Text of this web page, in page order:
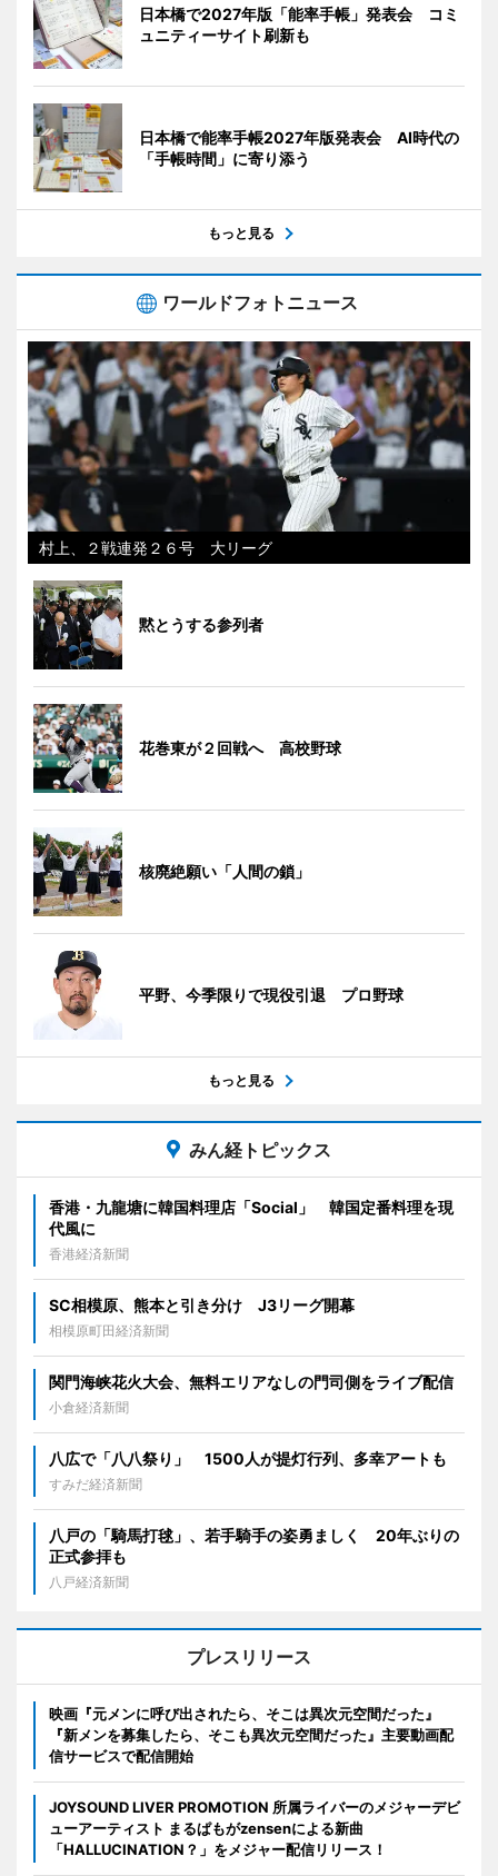
日本橋で2027年版「能率手帳」発表会 コミ
ュニティーサイト刷新も
日本橋で能率手帳2027年版発表会 AI時代の
「手帳時間」に寄り添う
もっと見る
ワールドフォトニュース
村上、２戦連発２６号 大リーグ
黙とうする参列者
花巻東が２回戦へ 高校野球
核廃絶願い「人間の鎖」
平野、今季限りで現役引退 プロ野球
もっと見る
みん経トピックス
香港・九龍塘に韓国料理店「Social」 韓国定番料理を現
代風に
香港経済新聞
SC相模原、熊本と引き分け J3リーグ開幕
相模原町田経済新聞
関門海峡花火大会、無料エリアなしの門司側をライブ配信
小倉経済新聞
八広で「八八祭り」 1500人が提灯行列、多幸アートも
すみだ経済新聞
八戸の「騎馬打毬」、若手騎手の姿勇ましく 20年ぶりの
正式参拝も
八戸経済新聞
プレスリリース
映画『元メンに呼び出されたら、そこは異次元空間だった』
『新メンを募集したら、そこも異次元空間だった』主要動画配
信サービスで配信開始
JOYSOUND LIVER PROMOTION 所属ライバーのメジャーデビ
ューアーティスト まるぱもがzensenによる新曲
「HALLUCINATION？」をメジャー配信リリース！